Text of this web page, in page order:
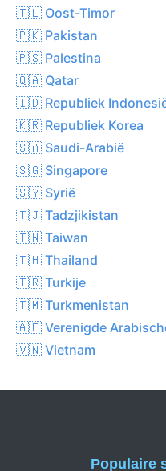
🇹🇱 Oost-Timor
🇵🇰 Pakistan
🇵🇸 Palestina
🇶🇦 Qatar
🇮🇩 Republiek
🇰🇷 Republiek Korea
🇸🇦 Saudi-Arabië
🇸🇬 Singapore
🇸🇾 Syrië
🇹🇯 Tadzjikistan
🇹🇼 Taiwan
🇹🇭 Thailand
🇹🇷 Turkije
🇹🇲 Turkmenistan
🇦🇪 Verenigde
🇻🇳 Vietnam
Populaire